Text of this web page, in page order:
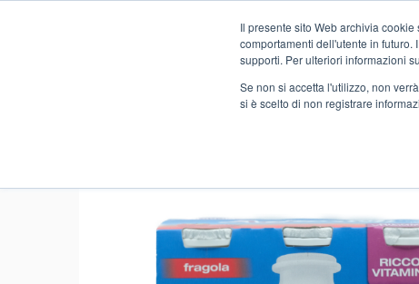
Il presente sito Web archivia
comportamenti dell'utente in futuro.
supporti. Per ulteriori informazioni
Se non si accetta l'utilizzo, non
si è scelto di non registrare
Novità
SAFO SELF-SERVICE YOGURT E